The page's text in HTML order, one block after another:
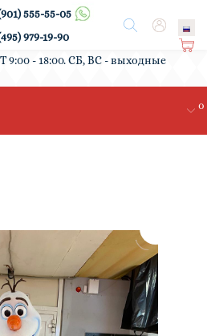
Поиск
555-55-05
979-19-90
Ко
ин
а
0
Вход
/
- 18:00. СБ, ВС - выходные